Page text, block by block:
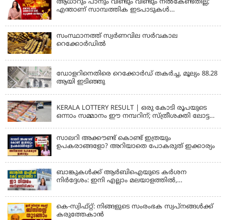
ആധാറും പാനും വീണ്ടും വീണ്ടും നൽകേണ്ടതില്ല;
എന്താണ് സാമ്പത്തിക ഇടപാടുകൾ
സംസ്ഥാനത്ത് സ്വര്‍ണവില സര്‍വകാല
റെക്കോര്‍ഡില്‍
ഡോളറിനെതിരെ റെക്കോർഡ് തകർച്ച, മൂല്യം 88.28
ആയി ഇടിഞ്ഞു
KERALA LOTTERY RESULT | ഒരു കോടി രൂപയുടെ
ഒന്നാം സമ്മാനം ഈ നമ്പറിന്; സ്ത്രീശക്തി ലോട്ടറി
സാലറി അക്കൗണ്ട് കൊണ്ട് ഇത്രയും
ഉപകരാങ്ങളോ? അറിയാതെ പോകരുത് ഇക്കാര്യം
ബാങ്കുകൾക്ക് ആർബിഐയുടെ കർശന
നിർദ്ദേശം: ഇനി എല്ലാം മലയാളത്തിൽ,
കെ-സ്വിഫ്റ്റ്: നിങ്ങളുടെ സംരംഭക സ്വപ്നങ്ങൾക്ക്
കരുത്തേകാൻ